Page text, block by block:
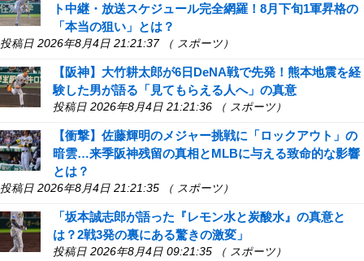
ト中継・放送スケジュール完全網羅！8月下旬1軍昇格の
「本当の狙い」とは？
投稿日 2026年8月4日 21:21:37 （ スポーツ）
【阪神】大竹耕太郎が6日DeNA戦で先発！熊本地震を経
験した男が語る「見てもらえる人へ」の真意
投稿日 2026年8月4日 21:21:36 （ スポーツ）
【衝撃】佐藤輝明のメジャー挑戦に「ロックアウト」の
暗雲…来季阪神残留の真相とMLBに与える致命的な影響
とは？
投稿日 2026年8月4日 21:21:35 （ スポーツ）
「坂本誠志郎が語った『レモン水と炭酸水』の真意と
は？2戦3発の裏にある驚きの激変」
投稿日 2026年8月4日 09:21:35 （ スポーツ）